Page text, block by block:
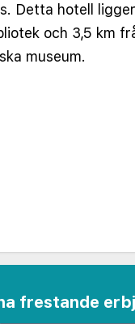
Detta hotell
och 3,5 km
museum.
frestande